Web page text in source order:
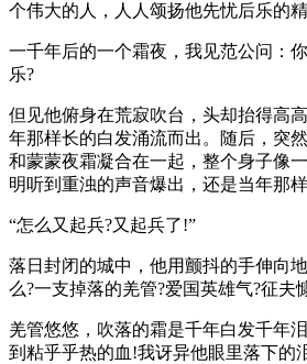
个伟大的人，人人颂扬他先忧后乐的精
一千年后的一个霜夜，我见范公问：
乐?
但见他俯身在荒寂吹台，头却抬得高
年那样长的白发涌流而出。随后，突
和蒙蒙夜霜凝合在一起，整个身子像
明听到重浊的声音爆出，还是当年那
“怎么又起兵?又起兵了!”
落日封闭的城中，他用颤抖的手伸向
么?一支掉落的羌管?爱国英雄气?征夫
羌管悠悠，吹落的霜是千年白发千年
到粘乎乎热的血!我讶异他眼里落下的